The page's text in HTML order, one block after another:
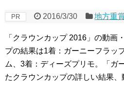
PR 2016/3/30 地方重
「クラウンカップ 2016」の動画
プの結果は1着：ガーニーフラッ
ム、3着：ディーズプリモ。「ガ
たクラウンカップの詳しい結果、